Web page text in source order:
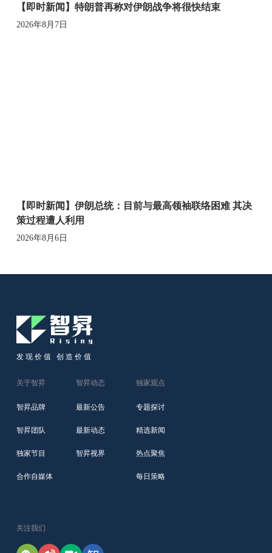
【即时新闻】特朗普再称对伊朗战争将很快结束
2026年8月7日
【即时新闻】伊朗总统：目前与最高领袖联络困难 其决
策过程遭人利用
2026年8月6日
发现价值 创造价值
关于智昇
智昇品牌
智昇团队
独家节目
合作自媒体
智昇动态
最新公告
最新动态
智昇视界
独家观点
专题探讨
精选新闻
热点聚焦
每日策略
关注我们